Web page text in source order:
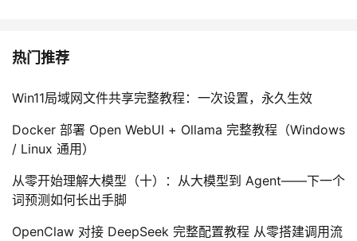
热门推荐
Win11局域网文件共享完整教程：一次设置，永久生效
Docker 部署 Open WebUI + Ollama 完整教程（Windows
/ Linux 通用）
从零开始理解大模型（十）：从大模型到 Agent——下一个
词预测如何长出手脚
OpenClaw 对接 DeepSeek 完整配置教程 从零搭建调用流